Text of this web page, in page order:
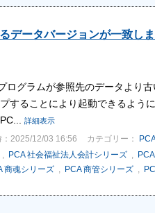
データバージョンが一致し
ログラムが参照先のデータより
することにより起動できるよう
詳細表示
：2025/12/03 16:56 カテゴリー：
PCA 社会福祉法人会計シリーズ,
商魂シリーズ, PCA 商管シリーズ,